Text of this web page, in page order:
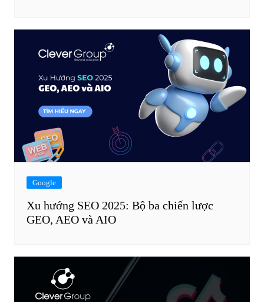
Google
Xu hướng SEO 2025: Bộ ba chiến lược
GEO, AEO và AIO